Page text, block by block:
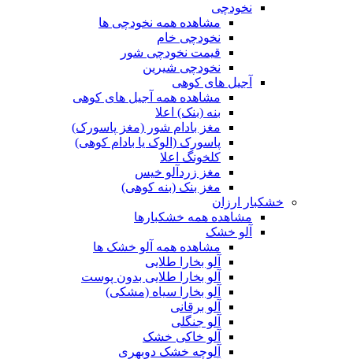
نخودچی
مشاهده همه نخودچی ها
نخودچی خام
قیمت نخودچی شور
نخودچی شیرین
آجیل های کوهی
مشاهده همه آجیل های کوهی
بنه (بنک) اعلا
مغز بادام شور (مغز پاسورک)
پاسورک (الوک یا بادام کوهی)
کلخونگ اعلا
مغز زردآلو خیس
مغز بنک (بنه کوهی)
خشکبار ارزان
مشاهده همه خشکبارها
آلو خشک
مشاهده همه آلو خشک ها
آلو بخارا طلایی
آلو بخارا طلایی بدون پوست
آلو بخارا سیاه (مشکی)
آلو برقانی
آلو جنگلی
آلو خاکی خشک
آلوچه خشک دوبهری